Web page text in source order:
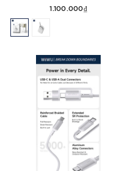
1.100.000₫